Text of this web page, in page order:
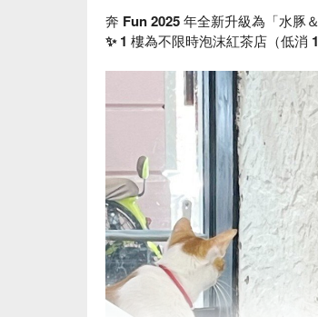
奔 Fun 2025 年全新升級為「水豚
✨ 1 樓為不限時泡沫紅茶店（低消